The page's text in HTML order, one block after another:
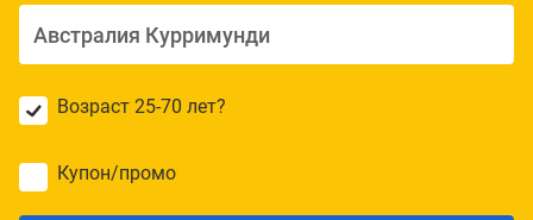
Возраст 25-70 лет?
Купон/промо